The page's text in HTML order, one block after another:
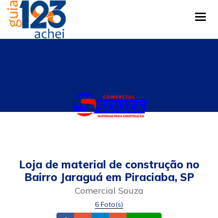
Loja de material de construção no
Bairro Jaraguá em Piraciaba, SP
Comercial Souza
6 Foto(s)